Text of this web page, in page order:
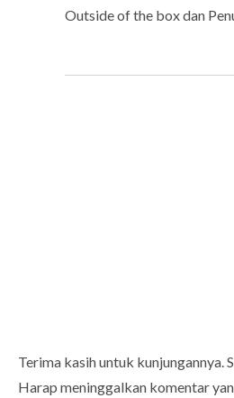
Outside of the box dan
Terima kasih untuk kunjungannya.
Harap meninggalkan komentar